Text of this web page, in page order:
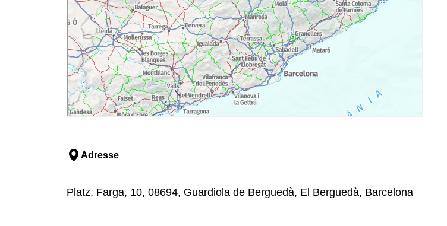
Adresse
Platz, Farga, 10, 08694, Guardiola de Berguedà, El Berguedà, Barcelona